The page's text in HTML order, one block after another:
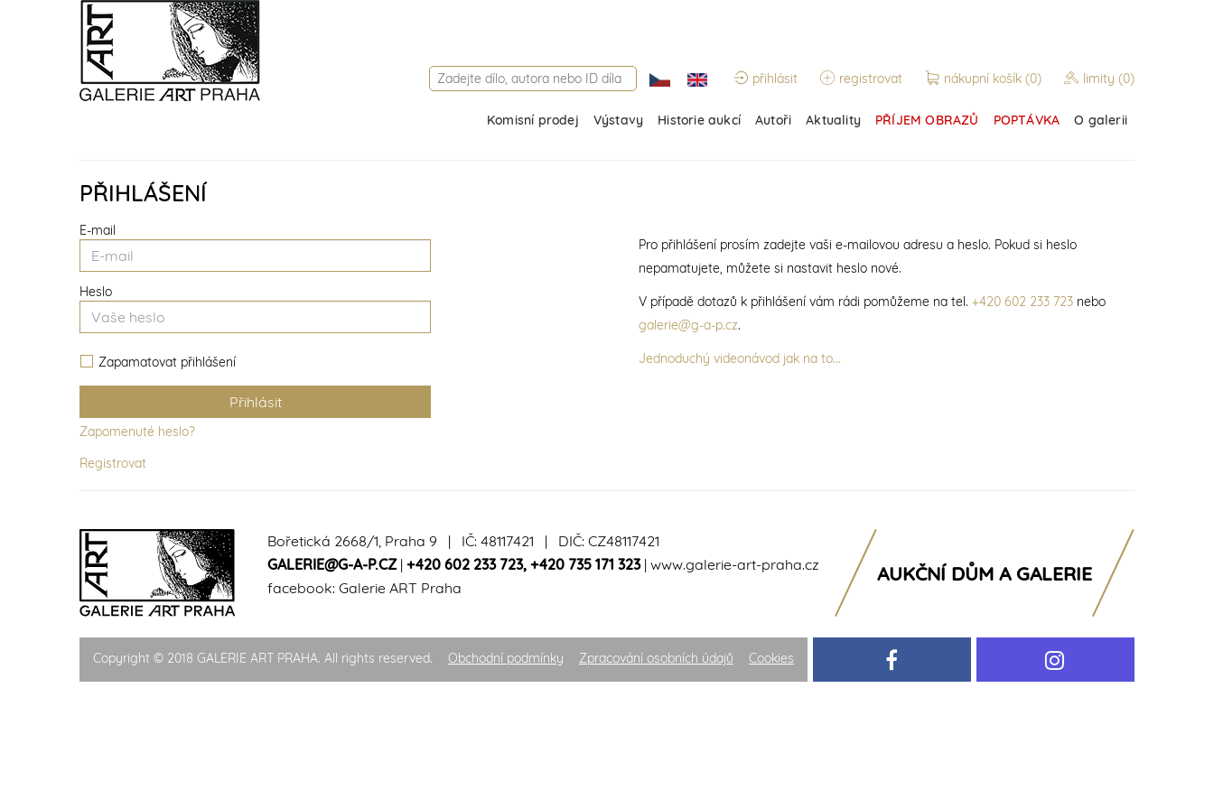
přihlásit registrovat nákupní košík (0) limity (0)
Komisní prodej Výstavy Historie aukcí Autoři Aktuality PŘÍJEM OBRAZŮ POPTÁVKA O galerii
PŘIHLÁŠENÍ
E-mail
Heslo
Zapamatovat přihlášení
Zapomenuté heslo?
Registrovat
Pro přihlášení prosím zadejte vaši e-mailovou adresu a heslo. Pokud si heslo
nepamatujete, můžete si nastavit heslo nové.
V případě dotazů k přihlášení vám rádi pomůžeme na tel. +420 602 233 723nebo
galerie@g-a-p.cz.
Jednoduchý videonávod jak na to...
Bořetická 2668/1, Praha 9 | IČ: 48117421 | DIČ: CZ48117421
GALERIE@G-A-P.CZ| +420 602 233 723, +420 735 171 323| www.galerie-art-praha.cz
facebook: Galerie ART Praha
AUKČNÍ DŮM A GALERIE
Copyright © 2018 GALERIE ART PRAHA. All rights reserved. Obchodní podmínky Zpracování osobních údajů Cookies